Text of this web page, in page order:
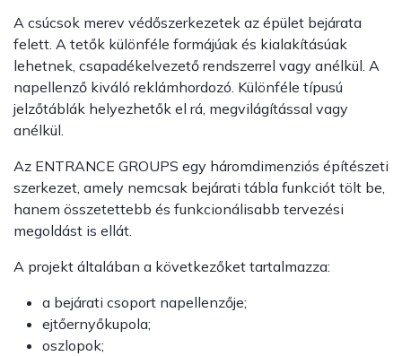
A csúcsok merev védőszerkezetek az épület bejárata
felett. A tetők különféle formájúak és kialakításúak
lehetnek, csapadékelvezető rendszerrel vagy anélkül. A
napellenző kiváló reklámhordozó. Különféle típusú
jelzőtáblák helyezhetők el rá, megvilágítással vagy
anélkül.
Az ENTRANCE GROUPS egy háromdimenziós építészeti
szerkezet, amely nemcsak bejárati tábla funkciót tölt be,
hanem összetettebb és funkcionálisabb tervezési
megoldást is ellát.
A projekt általában a következőket tartalmazza:
a bejárati csoport napellenzője;
ejtőernyőkupola;
oszlopok;